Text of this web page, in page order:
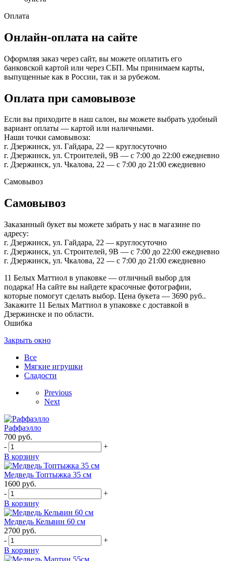
Оплата
Онлайн-оплата на сайте
Оформляя заказ через сайт, вы можете оплатить его
банковской картой или через СБП. Мы принимаем карты,
выпущенные как в России, так и за рубежом.
Оплата при самовывозе
Если вы приходите в наш салон, вы можете выбрать удобный
вариант оплаты — картой или наличными.
Наши точки самовывоза:
г. Дзержинск, ул. Гайдара, 22 — круглосуточно
г. Дзержинск, ул. Строителей, 9В — с 7:00 до 22:00 ежедневно
г. Дзержинск, ул. Чкалова, 22 — с 7:00 до 21:00 ежедневно
Самовывоз
Самовывоз
Заказанный букет вы можете забрать у нас в магазине по
адресу:
г. Дзержинск, ул. Гайдара, 22 — круглосуточно
г. Дзержинск, ул. Строителей, 9В — с 7:00 до 22:00 ежедневно
г. Дзержинск, ул. Чкалова, 22 — с 7:00 до 21:00 ежедневно
11 Белых Маттиол в упаковке — отличный выбор для
подарка! На сайте вы найдете красочные фотографии,
которые помогут сделать выбор. Цена букета — 3690 руб..
Закажите 11 Белых Маттиол в упаковке с доставкой в
Дзержинске и по области.
Ошибка
Закрыть окно
Все
Мягкие игрушки
Сладости
Previous
Next
Раффаэлло
700 руб.
-
+
В корзину
Медведь Топтыжка 35 см
1600 руб.
-
+
В корзину
Медведь Кельвин 60 см
2700 руб.
-
+
В корзину